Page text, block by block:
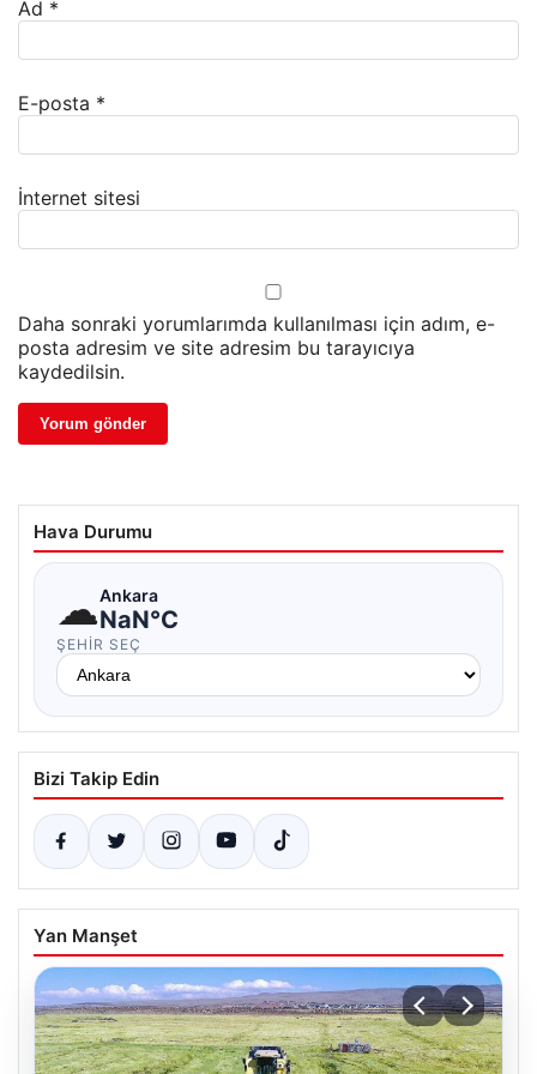
Ad *
E-posta *
İnternet sitesi
Daha sonraki yorumlarımda kullanılması için adım, e-
posta adresim ve site adresim bu tarayıcıya
kaydedilsin.
Hava Durumu
☁Ankara
NaN°C
ŞEHIR SEÇ
Bizi Takip Edin
Yan Manşet